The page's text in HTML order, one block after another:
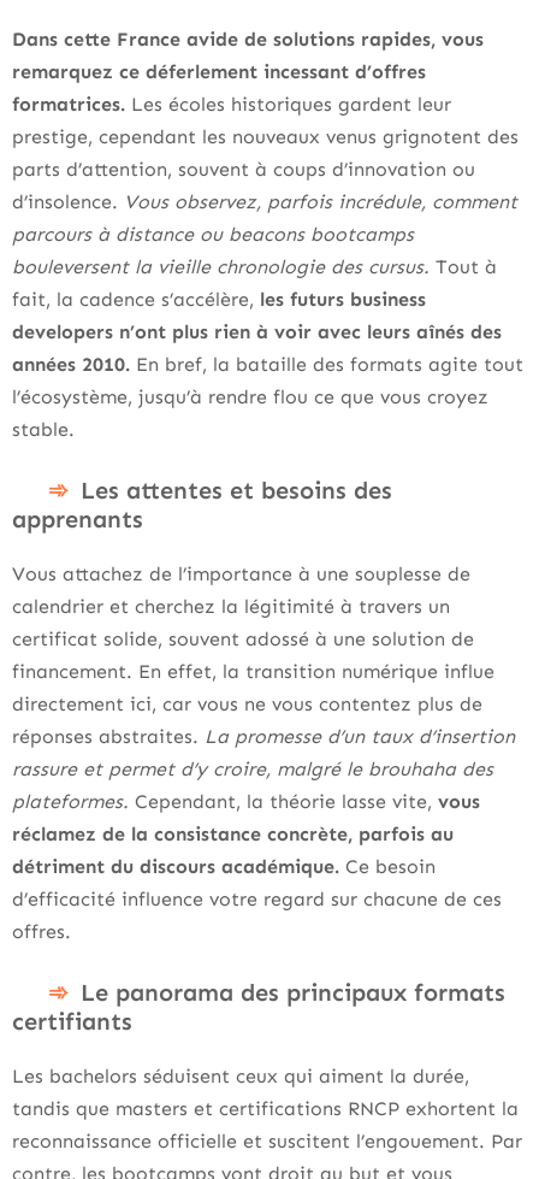
Dans cette France avide de solutions rapides, vous
remarquez ce déferlement incessant d’offres
formatrices. Les écoles historiques gardent leur
prestige, cependant les nouveaux venus grignotent des
parts d’attention, souvent à coups d’innovation ou
d’insolence. Vous observez, parfois incrédule, comment
parcours à distance ou beacons bootcamps
bouleversent la vieille chronologie des cursus. Tout à
fait, la cadence s’accélère, les futurs business
developers n’ont plus rien à voir avec leurs aînés des
années 2010. En bref, la bataille des formats agite tout
l’écosystème, jusqu’à rendre flou ce que vous croyez
stable.
Les attentes et besoins des
apprenants
Vous attachez de l’importance à une souplesse de
calendrier et cherchez la légitimité à travers un
certificat solide, souvent adossé à une solution de
financement. En effet, la transition numérique influe
directement ici, car vous ne vous contentez plus de
réponses abstraites. La promesse d’un taux d’insertion
rassure et permet d’y croire, malgré le brouhaha des
plateformes. Cependant, la théorie lasse vite, vous
réclamez de la consistance concrète, parfois au
détriment du discours académique. Ce besoin
d’efficacité influence votre regard sur chacune de ces
offres.
Le panorama des principaux formats
certifiants
Les bachelors séduisent ceux qui aiment la durée,
tandis que masters et certifications RNCP exhortent la
reconnaissance officielle et suscitent l’engouement. Par
contre, les bootcamps vont droit au but et vous